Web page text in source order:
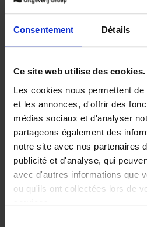
Consentement Détails
Ce site web utilise des cookies.
Les cookies nous permettent
et les annonces, d'offrir des
médias sociaux et d'analyser
partageons également des
notre site avec nos partenaires
publicité et d'analyse, qui
avec d'autres informations que
ou qu'ils ont collectées lors de
the
Gino Van Ossel
Autre finition
€29,99